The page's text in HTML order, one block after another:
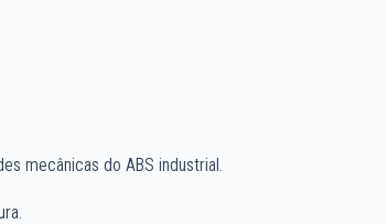
mecânicas do ABS industrial.